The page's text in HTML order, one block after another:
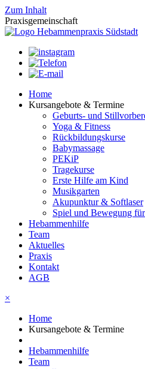
Zum Inhalt
Praxisgemeinschaft
Home
Kursangebote & Termine
Geburts- und
Yoga & Fitness
Rückbildungskurse
Babymassage
PEKiP
Tragekurse
Erste Hilfe am Kind
Musikgarten
Akupunktur & Softlaser
Spiel und Bewegung
Hebammenhilfe
Team
Aktuelles
Praxis
Kontakt
AGB
×
Home
Kursangebote & Termine
Hebammenhilfe
Team